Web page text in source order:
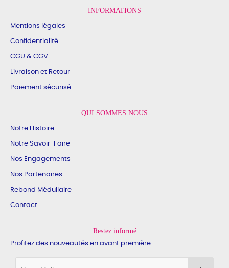
INFORMATIONS
Mentions légales
Confidentialité
CGU & CGV
Livraison et Retour
Paiement sécurisé
QUI SOMMES NOUS
Notre Histoire
Notre Savoir-Faire
Nos Engagements
Nos Partenaires
Rebond Médullaire
Contact
Restez informé
Profitez des nouveautés en avant première